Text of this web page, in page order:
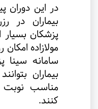
در این دوران
بیماران در
پزشکان بسیار
مولازاده
سامانه سینا
بیماران
مناسب نوبت
کنند.